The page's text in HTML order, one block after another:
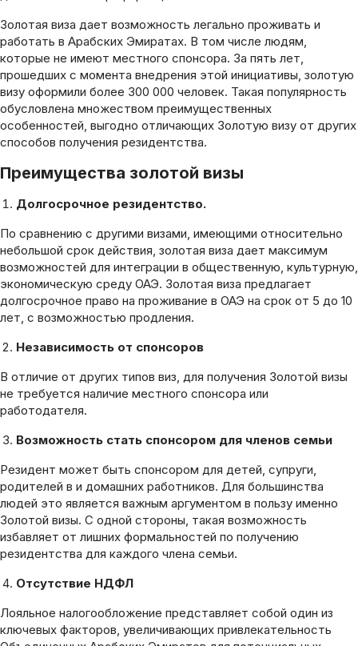
Золотая виза дает возможность легально проживать и
работать в Арабских Эмиратах. В том числе людям,
которые не имеют местного спонсора. За пять лет,
прошедших с момента внедрения этой инициативы, золотую
визу оформили более 300 000 человек. Такая популярность
обусловлена множеством преимущественных
особенностей, выгодно отличающих Золотую визу от других
способов получения резидентства.
Преимущества золотой визы
Долгосрочное резидентство.
По сравнению с другими визами, имеющими относительно
небольшой срок действия, золотая виза дает максимум
возможностей для интеграции в общественную, культурную,
экономическую среду ОАЭ. Золотая виза предлагает
долгосрочное право на проживание в ОАЭ на срок от 5 до 10
лет, с возможностью продления.
Независимость от спонсоров
В отличие от других типов виз, для получения Золотой визы
не требуется наличие местного спонсора или
работодателя.
Возможность стать спонсором для членов семьи
Резидент может быть спонсором для детей, супруги,
родителей в и домашних работников. Для большинства
людей это является важным аргументом в пользу именно
Золотой визы. С одной стороны, такая возможность
избавляет от лишних формальностей по получению
резидентства для каждого члена семьи.
Отсутствие НДФЛ
Лояльное налогообложение представляет собой один из
ключевых факторов, увеличивающих привлекательность